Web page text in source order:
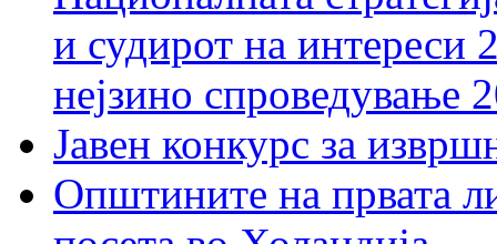
и судирот на интереси
нејзино спроведување
Јавен конкурс за
Општините на првата